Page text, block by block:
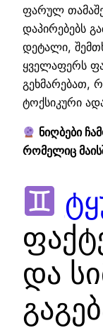
ფარულ
დაპირებებს
დეტალი,
ყველაფერს
გეხმარებათ,
ტოქსიკური
ნიღბები
რომელიც
და